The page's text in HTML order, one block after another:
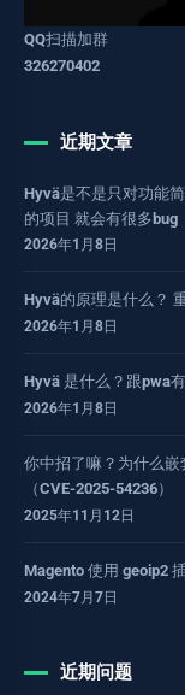
QQ扫描加群
326270402
近期文章
Hyvä是不是只对功能
的项目 就会有很多bug
2026年1月8日
Hyvä的原理是什么？
2026年1月8日
Hyvä 是什么？跟pwa
2026年1月8日
你中招了嘛？为什么
（CVE-2025-54236）
2025年11月12日
Magento 使用 geoip2
2024年7月7日
近期问题